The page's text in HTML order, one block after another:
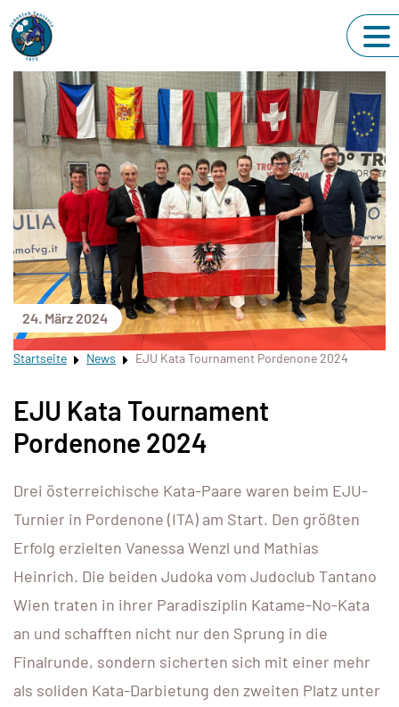
24. März 2024
Startseite News EJU Kata Tournament Pordenone 2024
EJU Kata Tournament
Pordenone 2024
Drei österreichische Kata-Paare waren beim EJU-
Turnier in Pordenone (ITA) am Start. Den größten
Erfolg erzielten Vanessa Wenzl und Mathias
Heinrich. Die beiden Judoka vom Judoclub Tantano
Wien traten in ihrer Paradisziplin Katame-No-Kata
an und schafften nicht nur den Sprung in die
Finalrunde, sondern sicherten sich mit einer mehr
als soliden Kata-Darbietung den zweiten Platz unter